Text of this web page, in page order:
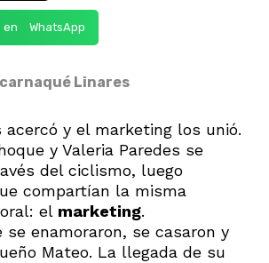
WhatsApp
Linares
y el marketing los unió.
y Valeria Paredes se
del ciclismo, luego
compartían la misma
el marketing.
se enamoraron, se casaron y
Mateo. La llegada de su